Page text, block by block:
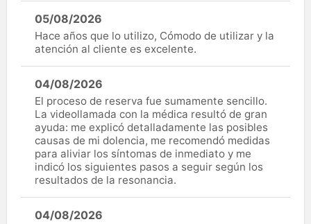
05/08/2026
Hace años que lo utilizo, Cómodo de utilizar y la
atención al cliente es excelente.
04/08/2026
El proceso de reserva fue sumamente sencillo.
La videollamada con la médica resultó de gran
ayuda: me explicó detalladamente las posibles
causas de mi dolencia, me recomendó medidas
para aliviar los síntomas de inmediato y me
indicó los siguientes pasos a seguir según los
resultados de la resonancia.
04/08/2026